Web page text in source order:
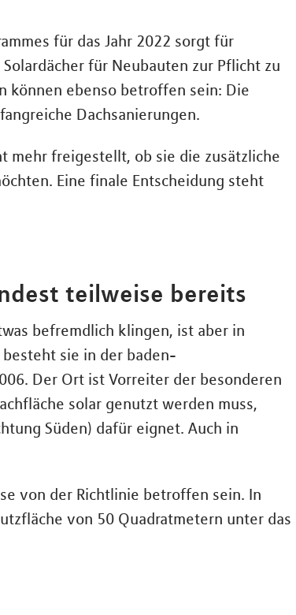
für das Jahr 2022 sorgt für
für Neubauten zur Pflicht zu
können ebenso betroffen sein: Die
Dachsanierungen.
mehr freigestellt, ob sie die zusätzliche
Eine finale Entscheidung steht
teilweise bereits
befremdlich klingen, ist aber in
sie in der baden-
Der Ort ist Vorreiter der besonderen
solar genutzt werden muss,
Süden) dafür eignet. Auch in
von der Richtlinie betroffen sein. In
von 50 Quadratmetern unter das